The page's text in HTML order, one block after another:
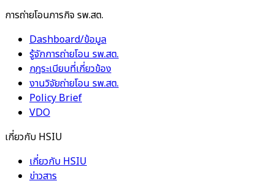
การถ่ายโอนภารกิจ รพ.สต.
Dashboard/ข้อมูล
รู้จักการถ่ายโอน รพ.สต.
กฎระเบียบที่เกี่ยวข้อง
งานวิจัยถ่ายโอน รพ.สต.
Policy Brief
VDO
เกี่ยวกับ HSIU
เกี่ยวกับ HSIU
ข่าวสาร